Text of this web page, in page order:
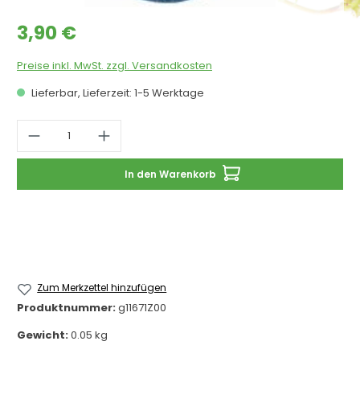
Regulärer Preis:
3,90 €
Preise inkl. MwSt. zzgl. Versandkosten
Lieferbar, Lieferzeit: 1-5 Werktage
Produkt Anzahl: Gib den
In den Warenkorb
Zum Merkzettel hinzufügen
Produktnummer:g11671Z00
Gewicht:0.05 kg